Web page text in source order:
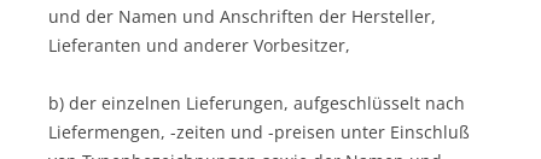
und der Namen und Anschriften der Hersteller,
Lieferanten und anderer Vorbesitzer,
b) der einzelnen Lieferungen, aufgeschlüsselt nach
Liefermengen, -zeiten und -preisen unter Einschluß